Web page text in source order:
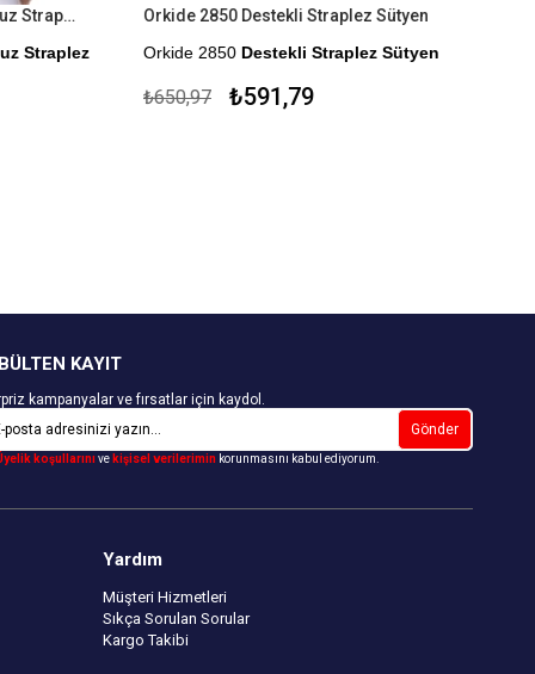
Orkide 2550 Sırtı Şeffaf Dolgusuz Straplez Sütyen
Straplez
Orkide 2850 Destekli Straplez Sütyen
Orkide 2850Destekli Straplez Sütyen
Kapıda Ödeme Seçeneği
₺591,79
₺650,97
KAYIT
kampanyalar ve fırsatlar için kaydol.
Gönder
koşullarınıve kişisel verileriminkorunmasını kabul ediyorum.
Yardım
Müşteri Hizmetleri
Sıkça Sorulan Sorular
Kargo Takibi